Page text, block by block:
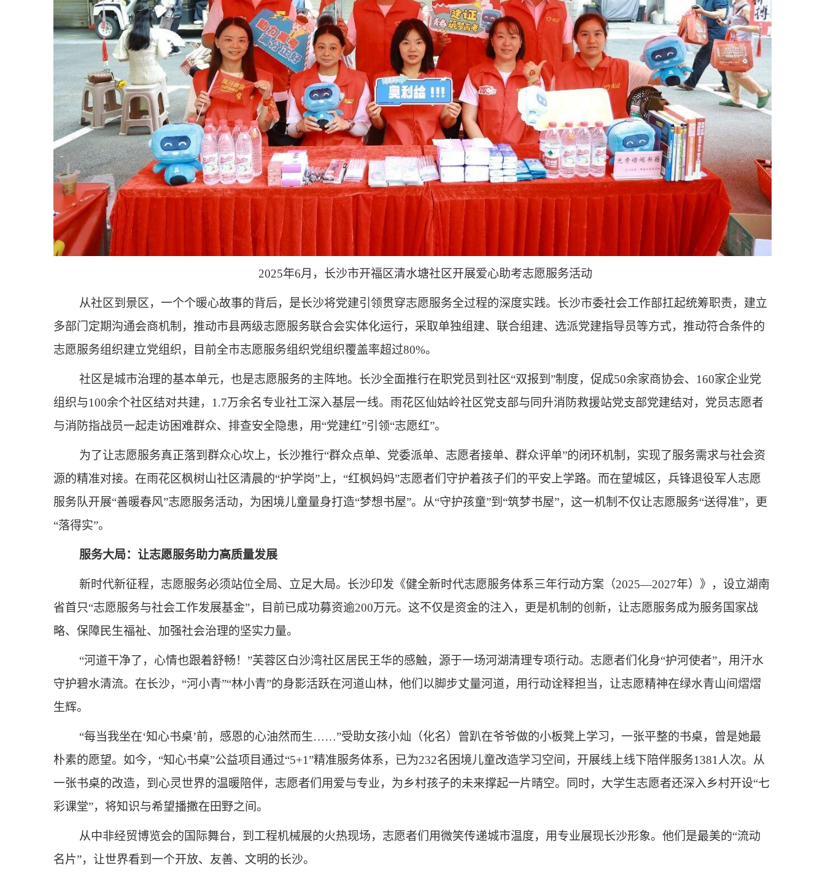
2025年6月，长沙市开福区清水塘社区开展爱心助考志愿服务活动
从社区到景区，一个个暖心故事的背后，是长沙将党建引领贯穿志愿服务全过程的深度实践。长沙市委社会工作部扛起统筹职责，建立
多部门定期沟通会商机制，推动市县两级志愿服务联合会实体化运行，采取单独组建、联合组建、选派党建指导员等方式，推动符合条件的
志愿服务组织建立党组织，目前全市志愿服务组织党组织覆盖率超过80%。
社区是城市治理的基本单元，也是志愿服务的主阵地。长沙全面推行在职党员到社区“双报到”制度，促成50余家商协会、160家企业党
组织与100余个社区结对共建，1.7万余名专业社工深入基层一线。雨花区仙姑岭社区党支部与同升消防救援站党支部党建结对，党员志愿者
与消防指战员一起走访困难群众、排查安全隐患，用“党建红”引领“志愿红”。
为了让志愿服务真正落到群众心坎上，长沙推行“群众点单、党委派单、志愿者接单、群众评单”的闭环机制，实现了服务需求与社会资
源的精准对接。在雨花区枫树山社区清晨的“护学岗”上，“红枫妈妈”志愿者们守护着孩子们的平安上学路。而在望城区，兵锋退役军人志愿
服务队开展“善暖春风”志愿服务活动，为困境儿童量身打造“梦想书屋”。从“守护孩童”到“筑梦书屋”，这一机制不仅让志愿服务“送得准”，更
“落得实”。
服务大局：让志愿服务助力高质量发展
新时代新征程，志愿服务必须站位全局、立足大局。长沙印发《健全新时代志愿服务体系三年行动方案（2025—2027年）》，设立湖南
省首只“志愿服务与社会工作发展基金”，目前已成功募资逾200万元。这不仅是资金的注入，更是机制的创新，让志愿服务成为服务国家战
略、保障民生福祉、加强社会治理的坚实力量。
“河道干净了，心情也跟着舒畅！”芙蓉区白沙湾社区居民王华的感触，源于一场河湖清理专项行动。志愿者们化身“护河使者”，用汗水
守护碧水清流。在长沙，“河小青”“林小青”的身影活跃在河道山林，他们以脚步丈量河道，用行动诠释担当，让志愿精神在绿水青山间熠熠
生辉。
“每当我坐在‘知心书桌’前，感恩的心油然而生……”受助女孩小灿（化名）曾趴在爷爷做的小板凳上学习，一张平整的书桌，曾是她最
朴素的愿望。如今，“知心书桌”公益项目通过“5+1”精准服务体系，已为232名困境儿童改造学习空间，开展线上线下陪伴服务1381人次。从
一张书桌的改造，到心灵世界的温暖陪伴，志愿者们用爱与专业，为乡村孩子的未来撑起一片晴空。同时，大学生志愿者还深入乡村开设“七
彩课堂”，将知识与希望播撒在田野之间。
从中非经贸博览会的国际舞台，到工程机械展的火热现场，志愿者们用微笑传递城市温度，用专业展现长沙形象。他们是最美的“流动
名片”，让世界看到一个开放、友善、文明的长沙。